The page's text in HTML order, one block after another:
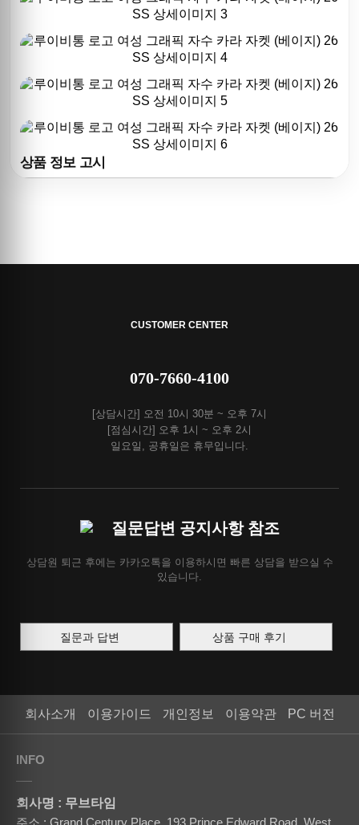
상품 정보 고시
CUSTOMER CENTER
070-7660-4100
[상담시간] 오전 10시 30분 ~ 오후 7시
[점심시간] 오후 1시 ~ 오후 2시
일요일, 공휴일은 휴무입니다.
질문답변 공지사항 참조
상담원 퇴근 후에는 카카오톡을 이용하시면 빠른 상담을 받으실 수
있습니다.
질문과 답변 상품 구매 후기
회사소개 이용가이드 개인정보 이용약관 PC 버전
INFO
회사명 : 무브타임